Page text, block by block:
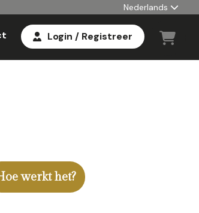
Nederlands
Login / Registreer
werkt het?